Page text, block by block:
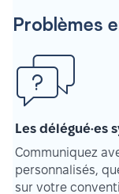
Problèmes
Les délégué·es
Communiquez
personnalisés,
sur votre